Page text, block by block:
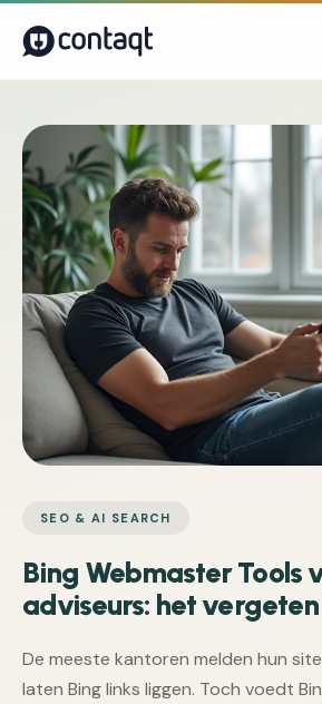
SEO & AI SEARCH
Bing Webmaster Tools
adviseurs: het
De meeste kantoren melden hun
laten Bing links liggen. Toch voedt